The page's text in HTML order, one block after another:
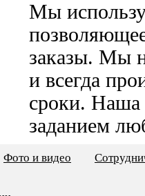
Мы
заказы. Мы
и всегда
сроки. Наша
заданием
Фото и видео